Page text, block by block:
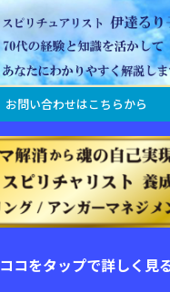
お問い合わせはこちらから
ココをタップで詳しく見